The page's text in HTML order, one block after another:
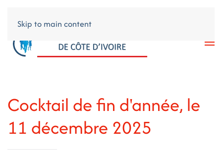
Skip to main content
Cocktail de fin d'année, le
11 décembre 2025